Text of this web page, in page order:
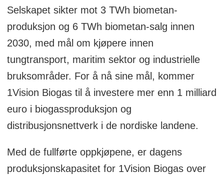
Selskapet sikter mot 3 TWh biometan-
produksjon og 6 TWh biometan-salg innen
2030, med mål om kjøpere innen
tungtransport, maritim sektor og industrielle
bruksområder. For å nå sine mål, kommer
1Vision Biogas til å investere mer enn 1 milliard
euro i biogassproduksjon og
distribusjonsnettverk i de nordiske landene.
Med de fullførte oppkjøpene, er dagens
produksjonskapasitet for 1Vision Biogas over